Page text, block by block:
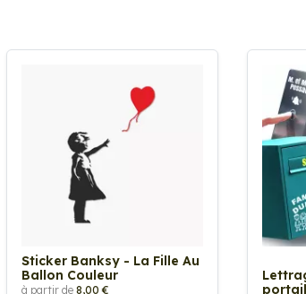
Sticker Banksy - La Fille Au
Ballon Couleur
à partir de 8,00 €